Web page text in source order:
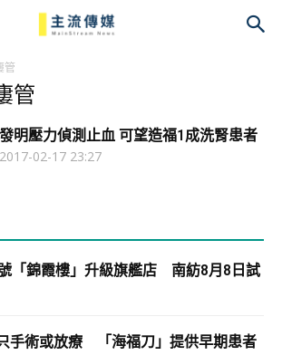
管
管
發明壓力偵測止血 可望造福1成洗腎患者
2017-02-17 23:27
「錦霞樓」升級旗艦店 南紡8月8日試
手術或放療 「海福刀」提供早期患者